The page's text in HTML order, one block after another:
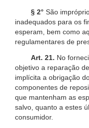
§ 2° São
inadequados para os
esperam, bem como
regulamentares de
Art. 21. No
objetivo a reparação
implícita a obrigação
componentes de
que mantenham as
salvo, quanto a estes
consumidor.